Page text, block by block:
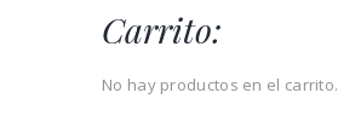
Carrito:
No hay productos en el carrito.